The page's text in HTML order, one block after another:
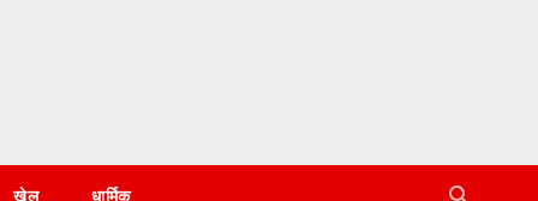
खेल धार्मिक